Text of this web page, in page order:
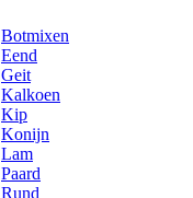
Botmixen
Eend
Geit
Kalkoen
Kip
Konijn
Lam
Paard
Rund